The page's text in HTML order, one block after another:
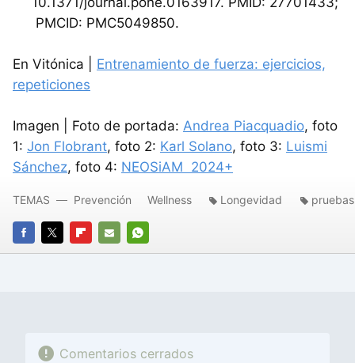
PMCID: PMC5049850.
En Vitónica | Entrenamiento de fuerza: ejercicios,
repeticiones
Imagen | Foto de portada: Andrea Piacquadio, foto
1: Jon Flobrant, foto 2: Karl Solano, foto 3: Luismi
Sánchez, foto 4: NEOSiAM 2024+
FACEBOOK
TWITTERFLIPBOARD
E-
WHATSAPP
TEMAS Prevención Wellness Longevidad
Comentarios cerrados